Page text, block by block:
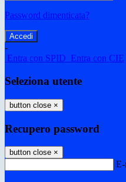
Password dimenticata?
-
Entra con SPID Entra con CIE
Seleziona utente
button close ×
Recupero password
button close ×